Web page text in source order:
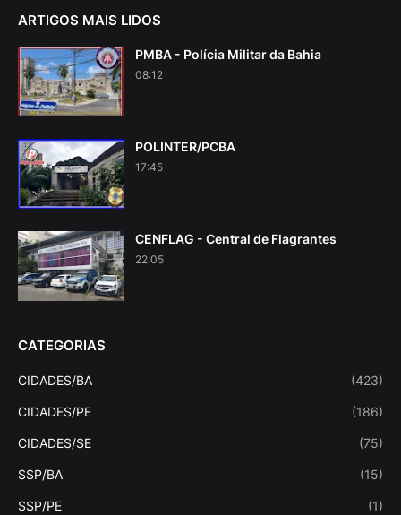
ARTIGOS MAIS LIDOS
PMBA - Polícia Militar da Bahia
08:12
POLINTER/PCBA
17:45
CENFLAG - Central de Flagrantes
22:05
CATEGORIAS
CIDADES/BA (423)
CIDADES/PE (186)
CIDADES/SE (75)
SSP/BA (15)
SSP/PE (1)